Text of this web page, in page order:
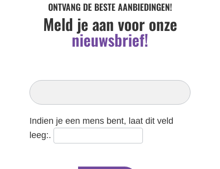
ONTVANG DE BESTE AANBIEDINGEN!
Meld je aan voor onze
nieuwsbrief!
Inschrijven
Nieuwsbrief
Indien je een mens bent, laat dit veld
leeg:.